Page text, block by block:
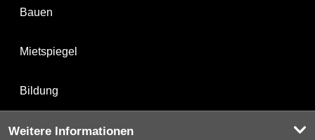
Bauen
Mietspiegel
Bildung
Weitere Informationen